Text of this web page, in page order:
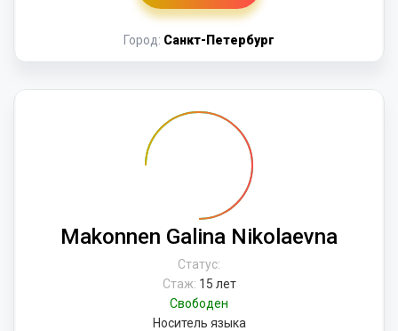
Город: Санкт-Петербург
Makonnen Galina Nikolaevna
Статус:
Стаж: 15 лет
Свободен
Носитель языка